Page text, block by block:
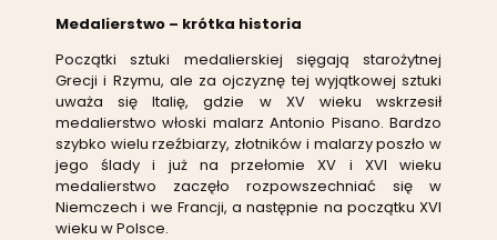
Medalierstwo – krótka historia
Początki sztuki medalierskiej sięgają starożytnej
Grecji i Rzymu, ale za ojczyznę tej wyjątkowej sztuki
uważa się Italię, gdzie w XV wieku wskrzesił
medalierstwo włoski malarz Antonio Pisano. Bardzo
szybko wielu rzeźbiarzy, złotników i malarzy poszło w
jego ślady i już na przełomie XV i XVI wieku
medalierstwo zaczęło rozpowszechniać się w
Niemczech i we Francji, a następnie na początku XVI
wieku w Polsce.